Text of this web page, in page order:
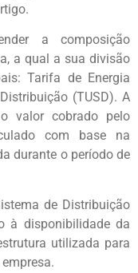
a composição
a qual a sua divisão
Tarifa de Energia
(TUSD). A
valor cobrado pelo
com base na
durante o período de
de Distribuição
à disponibilidade da
utilizada para